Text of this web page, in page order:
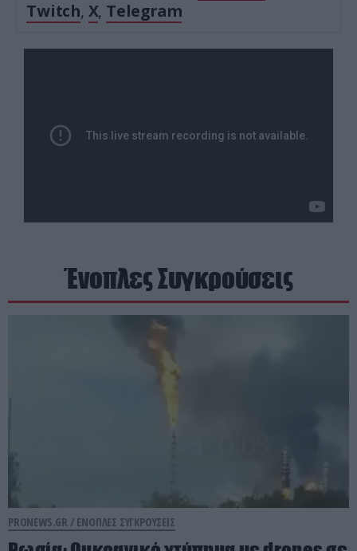
Twitch, X, Telegram
Ένοπλες Συγκρούσεις
PRONEWS.GR / ΕΝΟΠΛΕΣ ΣΥΓΚΡΟΥΣΕΙΣ